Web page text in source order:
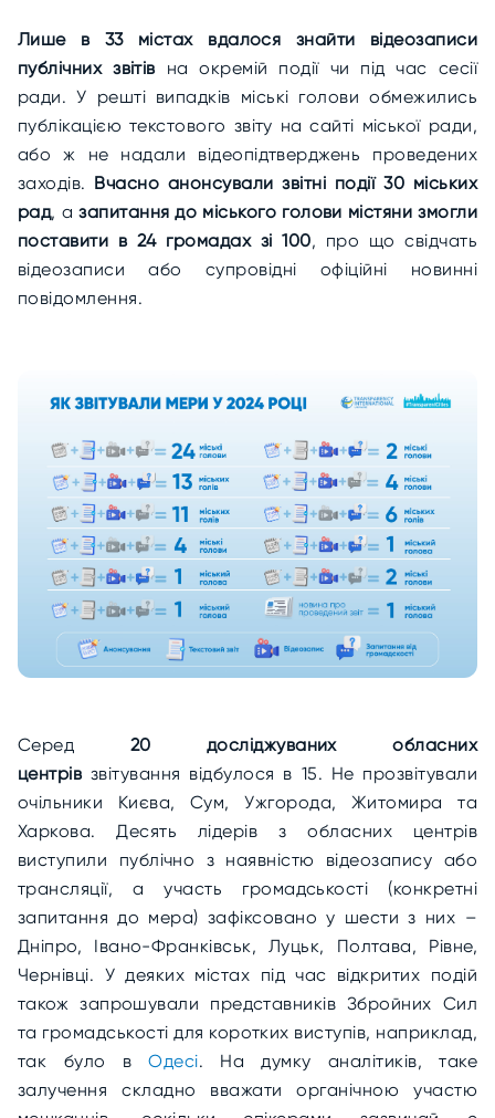
Лише в 33 містах вдалося знайти відеозаписи
публічних звітівна окремій події чи під час сесії
ради. У решті випадків міські голови обмежились
публікацією текстового звіту на сайті міської ради,
або ж не надали відеопідтверджень проведених
заходів. Вчасно анонсували звітні події 30 міських
рад, а запитання до міського голови містяни змогли
поставити в 24 громадах зі 100, про що свідчать
відеозаписи або супровідні офіційні новинні
повідомлення.
Серед 20 досліджуваних обласних
центрівзвітування відбулося в 15. Не прозвітували
очільники Києва, Сум, Ужгорода, Житомира та
Харкова. Десять лідерів з обласних центрів
виступили публічно з наявністю відеозапису або
трансляції, а участь громадськості (конкретні
запитання до мера) зафіксовано у шести з них –
Дніпро, Івано-Франківськ, Луцьк, Полтава, Рівне,
Чернівці. У деяких містах під час відкритих подій
також запрошували представників Збройних Сил
та громадськості для коротких виступів, наприклад,
так було вОдесі. На думку аналітиків, таке
залучення складно вважати органічною участю